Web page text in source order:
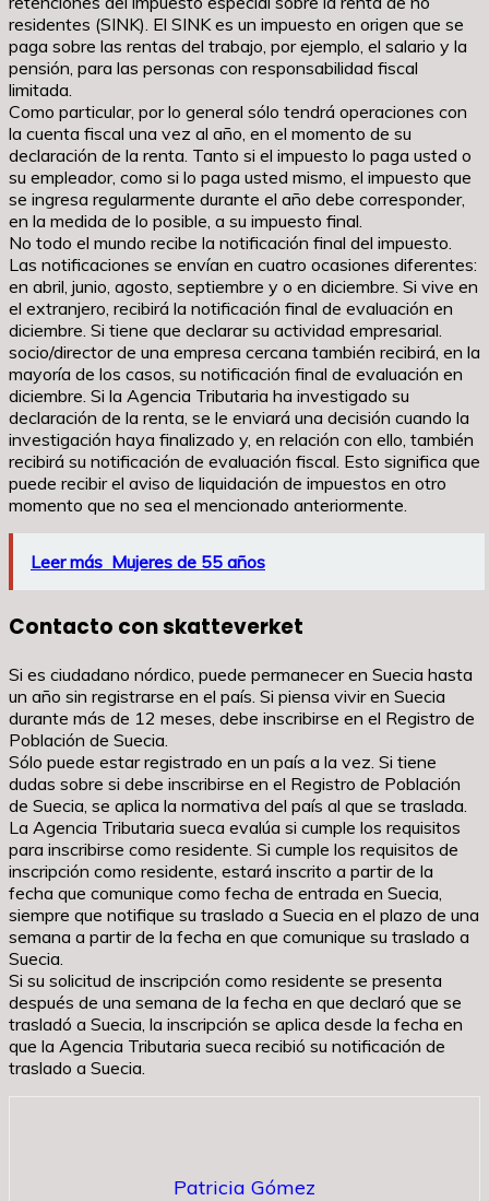
residentes (SINK). El SINK es un impuesto en origen que se
paga sobre las rentas del trabajo, por ejemplo, el salario y la
pensión, para las personas con responsabilidad fiscal
limitada.
Como particular, por lo general sólo tendrá operaciones con
la cuenta fiscal una vez al año, en el momento de su
declaración de la renta. Tanto si el impuesto lo paga usted o
su empleador, como si lo paga usted mismo, el impuesto que
se ingresa regularmente durante el año debe corresponder,
en la medida de lo posible, a su impuesto final.
No todo el mundo recibe la notificación final del impuesto.
Las notificaciones se envían en cuatro ocasiones diferentes:
en abril, junio, agosto, septiembre y o en diciembre. Si vive en
el extranjero, recibirá la notificación final de evaluación en
diciembre. Si tiene que declarar su actividad empresarial.
socio/director de una empresa cercana también recibirá, en la
mayoría de los casos, su notificación final de evaluación en
diciembre. Si la Agencia Tributaria ha investigado su
declaración de la renta, se le enviará una decisión cuando la
investigación haya finalizado y, en relación con ello, también
recibirá su notificación de evaluación fiscal. Esto significa que
puede recibir el aviso de liquidación de impuestos en otro
momento que no sea el mencionado anteriormente.
Leer más Mujeres de 55 años
Contacto con skatteverket
Si es ciudadano nórdico, puede permanecer en Suecia hasta
un año sin registrarse en el país. Si piensa vivir en Suecia
durante más de 12 meses, debe inscribirse en el Registro de
Población de Suecia.
Sólo puede estar registrado en un país a la vez. Si tiene
dudas sobre si debe inscribirse en el Registro de Población
de Suecia, se aplica la normativa del país al que se traslada.
La Agencia Tributaria sueca evalúa si cumple los requisitos
para inscribirse como residente. Si cumple los requisitos de
inscripción como residente, estará inscrito a partir de la
fecha que comunique como fecha de entrada en Suecia,
siempre que notifique su traslado a Suecia en el plazo de una
semana a partir de la fecha en que comunique su traslado a
Suecia.
Si su solicitud de inscripción como residente se presenta
después de una semana de la fecha en que declaró que se
trasladó a Suecia, la inscripción se aplica desde la fecha en
que la Agencia Tributaria sueca recibió su notificación de
traslado a Suecia.
Patricia Gómez